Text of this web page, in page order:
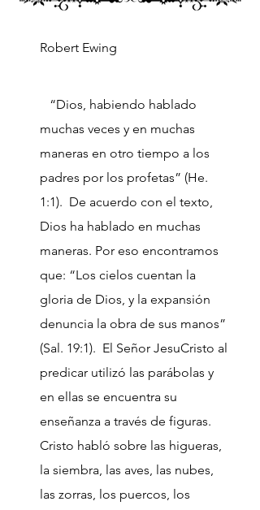
Robert Ewing
“Dios, habiendo hablado
muchas veces y en muchas
maneras en otro tiempo a los
padres por los profetas” (He.
1:1). De acuerdo con el texto,
Dios ha hablado en muchas
maneras. Por eso encontramos
que: “Los cielos cuentan la
gloria de Dios, y la expansión
denuncia la obra de sus manos”
(Sal. 19:1). El Señor JesuCristo al
predicar utilizó las parábolas y
en ellas se encuentra su
enseñanza a través de figuras.
Cristo habló sobre las higueras,
la siembra, las aves, las nubes,
las zorras, los puercos, los